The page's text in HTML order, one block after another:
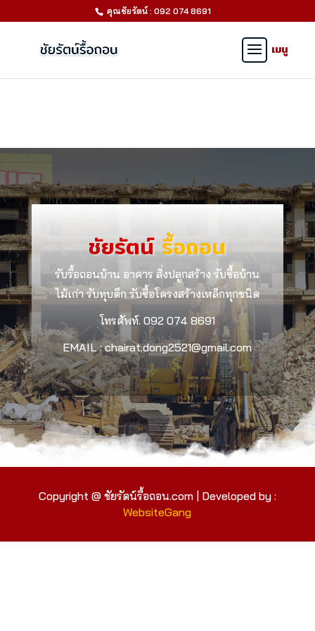
คุณชัยรัตน์ : 092 074 8691
ชัยรัตน์รื้อถอน
รับรื้อถอนบ้าน อาคาร สิ่งปลูกสร้าง รับซื้อบ้าน
ไม้เก่า รับทุบตึก รับซื้อโครงสร้างเหล็กทุกชนิด
โทรศัพท์. 092 074 8691
EMAIL : chairat.dong2521@gmail.com
Copyright @ ชัยรัตน์รื้อถอน.com | Developed by :
WebsiteGang